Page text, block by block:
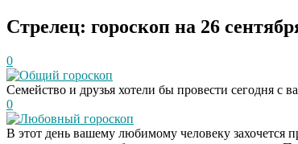
Стрелец: гороскоп на 26
0
Общий гороскоп
Семейство и друзья хотели бы провести сегодня
0
Любовный гороскоп
В этот день вашему любимому человеку захочется